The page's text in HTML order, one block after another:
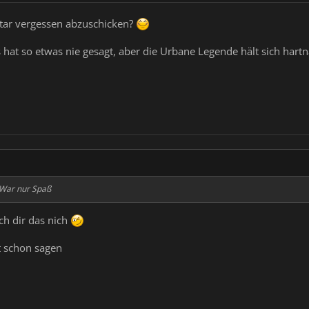
vergessen abzuschicken?
so etwas nie gesagt, aber die Urbane Legende hält sich
nur Spaß
dir das nich
sagen